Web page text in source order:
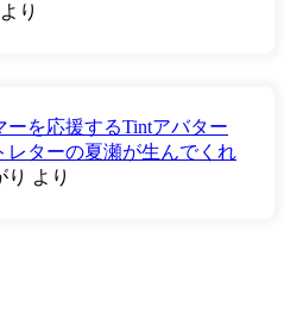
より
ーを応援するTintアバター
レターの夏瀬が生んでくれ
り より